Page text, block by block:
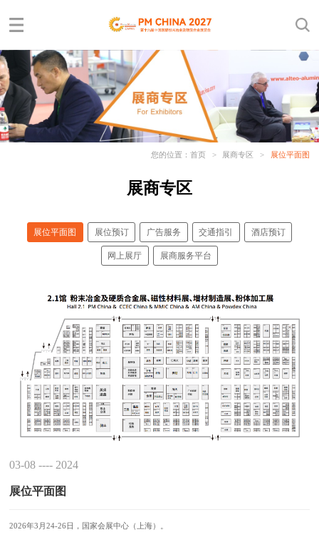
您的位置： 首页 > 展商专区 > 展位平面图
展商专区
展位平面图 展位预订 广告服务 交通指引 酒店预订
网上展厅 展商服务平台
03-08 ---- 2024
展位平面图
2026年3月24-26日，国家会展中心（上海）。